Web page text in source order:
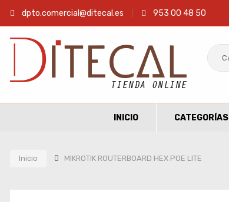
dpto.comercial@ditecal.es 953 00 48 50
INICIO CATEGORÍAS
Inicio MIKROTIK ROUTERBOARD HEX POE LITE